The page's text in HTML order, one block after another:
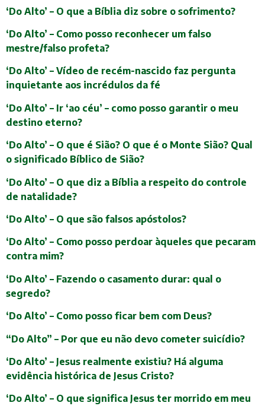
‘Do Alto’ – O que a Bíblia diz sobre o sofrimento?
‘Do Alto’ – Como posso reconhecer um falso
mestre/falso profeta?
‘Do Alto’ – Vídeo de recém-nascido faz pergunta
inquietante aos incrédulos da fé
‘Do Alto’ – Ir ‘ao céu’ – como posso garantir o meu
destino eterno?
‘Do Alto’ – O que é Sião? O que é o Monte Sião? Qual
o significado Bíblico de Sião?
‘Do Alto’ – O que diz a Bíblia a respeito do controle
de natalidade?
‘Do Alto’ – O que são falsos apóstolos?
‘Do Alto’ – Como posso perdoar àqueles que pecaram
contra mim?
‘Do Alto’ – Fazendo o casamento durar: qual o
segredo?
‘Do Alto’ – Como posso ficar bem com Deus?
“Do Alto” – Por que eu não devo cometer suicídio?
‘Do Alto’ – Jesus realmente existiu? Há alguma
evidência histórica de Jesus Cristo?
‘Do Alto’ – O que significa Jesus ter morrido em meu